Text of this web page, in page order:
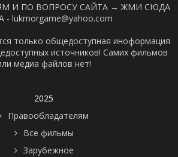
И ПО ВОПРОСУ САЙТА → ЖМИ СЮДА
- lukmorgame@yahoo.com
только общедоступная иноформация
источников! Самих фильмов
медиа файлов нет!
2025
Правообладателям
Все фильмы
Зарубежное